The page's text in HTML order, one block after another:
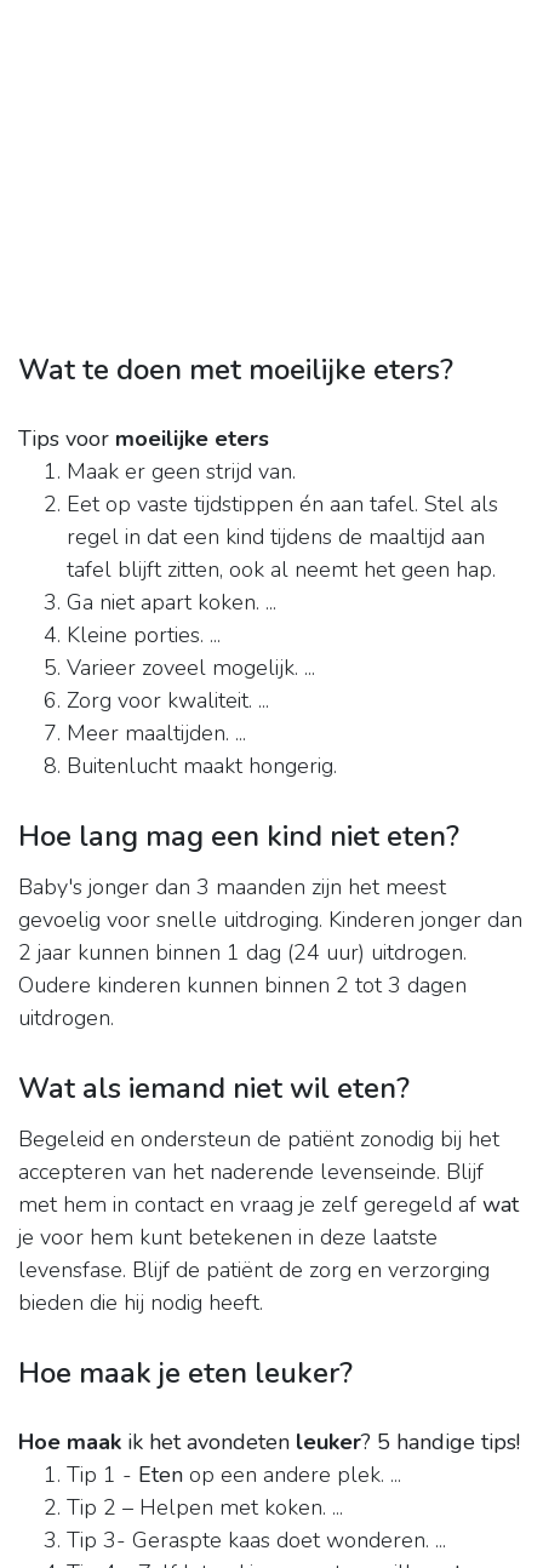
Wat te doen met moeilijke eters?
Tips voor moeilijke eters
Maak er geen strijd van.
Eet op vaste tijdstippen én aan tafel. Stel als
regel in dat een kind tijdens de maaltijd aan
tafel blijft zitten, ook al neemt het geen hap.
Ga niet apart koken. ...
Kleine porties. ...
Varieer zoveel mogelijk. ...
Zorg voor kwaliteit. ...
Meer maaltijden. ...
Buitenlucht maakt hongerig.
Hoe lang mag een kind niet eten?
Baby's jonger dan 3 maanden zijn het meest
gevoelig voor snelle uitdroging. Kinderen jonger dan
2 jaar kunnen binnen 1 dag (24 uur) uitdrogen.
Oudere kinderen kunnen binnen 2 tot 3 dagen
uitdrogen.
Wat als iemand niet wil eten?
Begeleid en ondersteun de patiënt zonodig bij het
accepteren van het naderende levenseinde. Blijf
met hem in contact en vraag je zelf geregeld af wat
je voor hem kunt betekenen in deze laatste
levensfase. Blijf de patiënt de zorg en verzorging
bieden die hij nodig heeft.
Hoe maak je eten leuker?
Hoe maak ik het avondeten leuker? 5 handige tips!
Tip 1 - Eten op een andere plek. ...
Tip 2 – Helpen met koken. ...
Tip 3- Geraspte kaas doet wonderen. ...